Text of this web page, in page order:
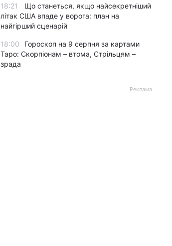
18:21
Що станеться, якщо найсекретніший
літак США впаде у ворога: план на
найгірший сценарій
18:00
Гороскоп на 9 серпня за картами
Таро: Скорпіонам – втома, Стрільцям –
зрада
Реклама